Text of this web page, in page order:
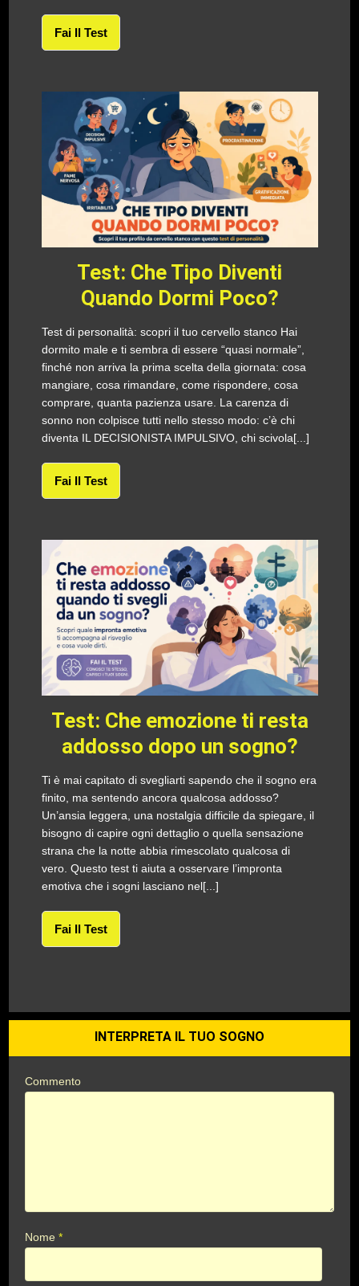
Fai Il Test
Test: Che Tipo Diventi
Quando Dormi Poco?
Test di personalità: scopri il tuo cervello stanco Hai
dormito male e ti sembra di essere “quasi normale”,
finché non arriva la prima scelta della giornata: cosa
mangiare, cosa rimandare, come rispondere, cosa
comprare, quanta pazienza usare. La carenza di
sonno non colpisce tutti nello stesso modo: c’è chi
diventa IL DECISIONISTA IMPULSIVO, chi scivola[...]
Fai Il Test
Test: Che emozione ti resta
addosso dopo un sogno?
Ti è mai capitato di svegliarti sapendo che il sogno era
finito, ma sentendo ancora qualcosa addosso?
Un’ansia leggera, una nostalgia difficile da spiegare, il
bisogno di capire ogni dettaglio o quella sensazione
strana che la notte abbia rimescolato qualcosa di
vero. Questo test ti aiuta a osservare l’impronta
emotiva che i sogni lasciano nel[...]
Fai Il Test
INTERPRETA IL TUO SOGNO
Commento
Nome*